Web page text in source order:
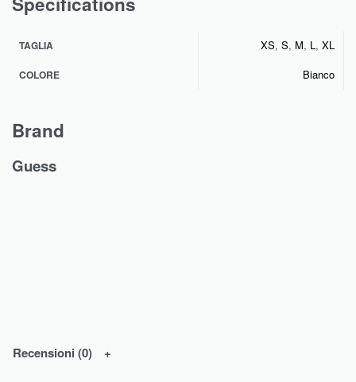
TAGLIA XS, S, M, L, XL
COLORE Bianco
Brand
Guess
Recensioni (0)